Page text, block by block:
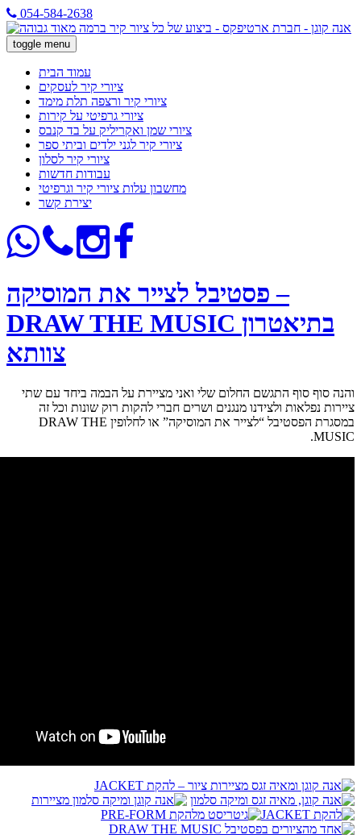
054-584-2638
toggle menu
עמוד הבית
ציורי קיר לעסקים
ציורי קיר ורצפה תלת מימד
ציורי גרפיטי על קירות
ציורי שמן ואקריליק על בד קנבס
ציורי קיר לגני ילדים וביתי ספר
ציורי קיר לסלון
עבודות חדשות
מחשבון עלות ציורי קיר וגרפיטי
יצירת קשר
פסטיבל לצייר את המוסיקה –
DRAW THE MUSIC בתיאטרון
צוותא
והנה סוף סוף התגשם החלום שלי ואני מציירת על הבמה ביחד עם שתי
ציירות נפלאות ולצידנו מנגנים ושרים חברי להקות רוק שונות וכל זה
במסגרת הפסטיבל “לצייר את המוסיקה” או לחלופין DRAW THE
MUSIC.